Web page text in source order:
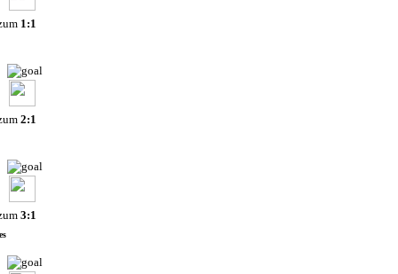
1:1
2:1
3:1